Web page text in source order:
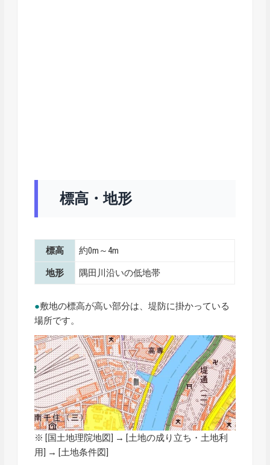
標高・地形
標高 約0m～4m
地形 隅田川沿いの低地帯
●敷地の標高が高い部分は、堤防に掛かっている
場所です。
※ [ 国土地理院地図
] → [土地の成り立ち・土地利
用] → [土地条件図]